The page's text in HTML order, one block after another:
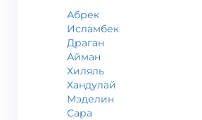
Абрек
Исламбек
Драган
Айман
Хиляль
Хандулай
Мэделин
Сара